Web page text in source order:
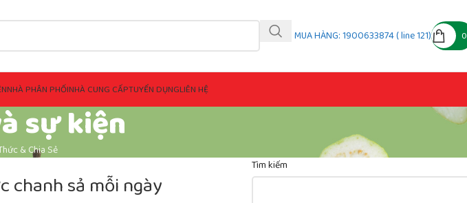
MUA HÀNG: 1900633874 ( line 121)
NHÀ PHÂN PHỐINHÀ CUNG CẤPTUYỂN DỤNGLIÊN HỆ
sự kiện
& Chia Sẻ
chanh sả mỗi ngày
Tìm kiếm